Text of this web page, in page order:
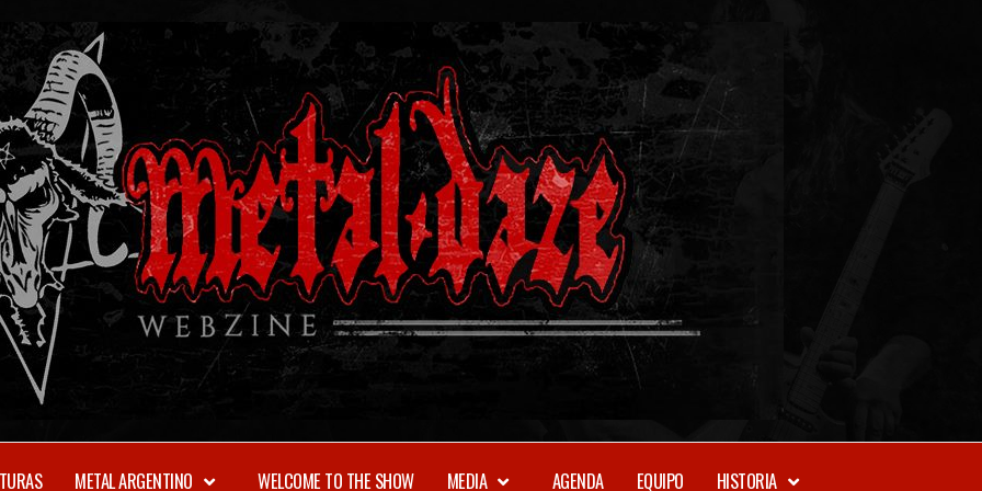
METAL ARGENTINO WELCOME TO THE SHOW MEDIA AGENDA EQUIPO HISTORIA